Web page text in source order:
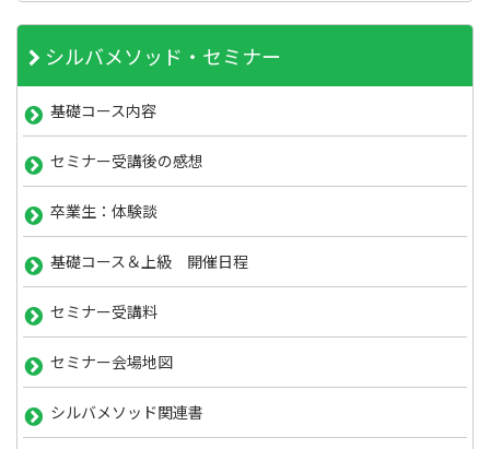
シルバメソッド・セミナー
基礎コース内容
セミナー受講後の感想
卒業生：体験談
基礎コース＆上級 開催日程
セミナー受講料
セミナー会場地図
シルバメソッド関連書